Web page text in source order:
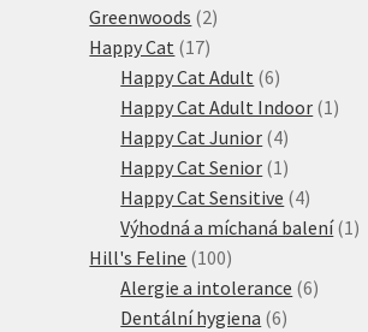
Greenwoods 22
Happy Cat 1717
produktů
Happy Cat Adult 66
produktů
Happy Cat Adult Indoor 1 1
Happy Cat Junior 44
produkty
Happy Cat Senior 1 1
produkt
Happy Cat Sensitive 44
produkty
Výhodná a míchaná balení 1 1
Hill's Feline 100100
produktů
Alergie a intolerance 66
Dentální hygiena 66